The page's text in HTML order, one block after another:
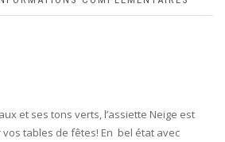
et ses tons verts, l’assiette Neige est
tables de fêtes! En bel état avec